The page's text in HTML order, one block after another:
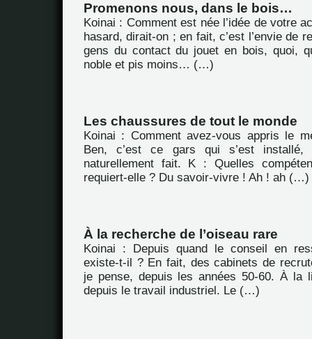
Promenons nous, dans le bois…
Koinai : Comment est née l’idée de votre
hasard, dirait-on ; en fait, c’est l’envie de
gens du contact du jouet en bois, quoi,
noble et pis moins… (…)
Les chaussures de tout le monde
Koinai : Comment avez-vous appris le
Ben, c’est ce gars qui s’est
naturellement fait. K : Quelles
requiert-elle ? Du savoir-vivre ! Ah ! ah (…)
À la recherche de l’oiseau rare
Koinai : Depuis quand le conseil en
existe-t-il ? En fait, des cabinets de
je pense, depuis les années 50-60. À la
depuis le travail industriel. Le (…)